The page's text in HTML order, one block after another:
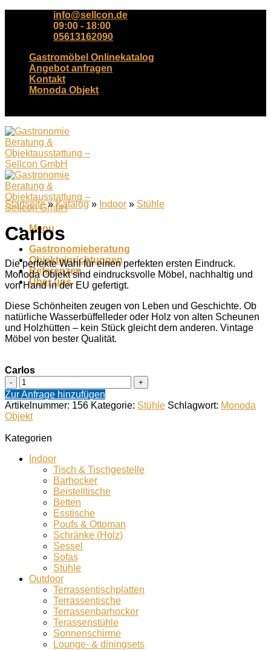
info@sellcon.de
09:00 - 18:00
05613162090
Gastromöbel Onlinekatalog
Angebot anfragen
Kontakt
Monoda Objekt
Menu
Gastronomieberatung
Objekteinrichtungen
Referenzen
Über uns
Startseite » Katalog » Indoor » Stühle
Carlos
Die perfekte Wahl für einen perfekten ersten Eindruck.
Monoda Objekt sind eindrucksvolle Möbel, nachhaltig und
von Hand in der EU gefertigt.
Diese Schönheiten zeugen von Leben und Geschichte. Ob
natürliche Wasserbüffelleder oder Holz von alten Scheunen
und Holzhütten – kein Stück gleicht dem anderen. Vintage
Möbel von bester Qualität.
Carlos
Carlos
Menge
Zur Anfrage hinzufügen
Artikelnummer: 156 Kategorie: Stühle Schlagwort: Monoda
Objekt
Kategorien
Indoor
Tisch & Tischgestelle
Barhocker
Beistelltische
Betten
Esstische
Poufs & Ottoman
Schränke (Holz)
Sessel
Sofas
Stühle
Outdoor
Terrassentischplatten
Terrassentische
Terrassenbarhocker
Terassenstühle
Sonnenschirme
Lounge- & diningsets